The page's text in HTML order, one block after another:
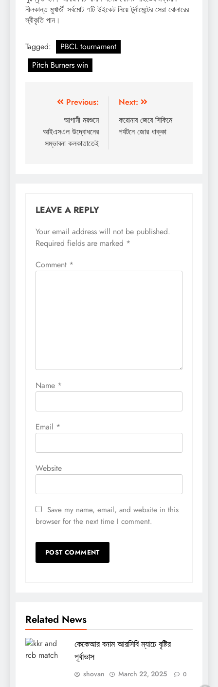
নীলকান্ত মুখার্জী সর্বমোট ৭টি উইকেট নিয়ে টুর্নামেন্টের সেরা বোলারের
স্বীকৃতি পান।
Tagged:
PBCL tournament
Pitch Burners win
navigation
Previous:
আগামী মরশুমে
আইএসএল উদ্বোধনের
সম্ভাবনা কলকাতাতেই
Next:
করোনার জেরে সিকিমে
পর্যটনে জোর ধাক্কা
LEAVE A REPLY
Your email address will not be published.
Required fields are marked *
Comment *
Name *
Email *
Website
Save my name, email, and website in this
browser for the next time I comment.
Related News
কেকেআর বনাম আরসিবি ম্যাচে বৃষ্টির
পূর্বাভাস
shovan March 22, 2025 0